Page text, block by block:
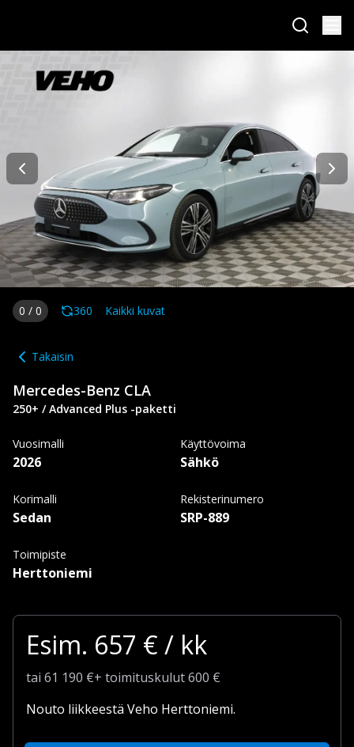
0 / 0 360 Kaikki kuvat
Takaisin
Mercedes-Benz CLA
250+ / Advanced Plus -paketti
Vuosimalli
2026
Käyttövoima
Sähkö
Korimalli
Sedan
Rekisterinumero
SRP-889
Toimipiste
Herttoniemi
Esim. 657 € / kk
tai 61 190 €+ toimituskulut600 €
Nouto liikkeestä Veho Herttoniemi.